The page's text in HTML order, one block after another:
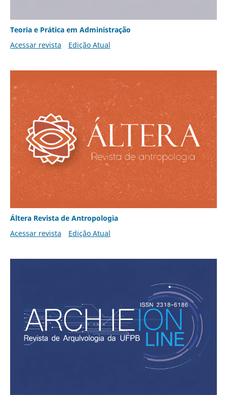
Teoria e Prática em Administração
Acessar revista
Edição Atual
Áltera Revista de Antropologia
Acessar revista
Edição Atual